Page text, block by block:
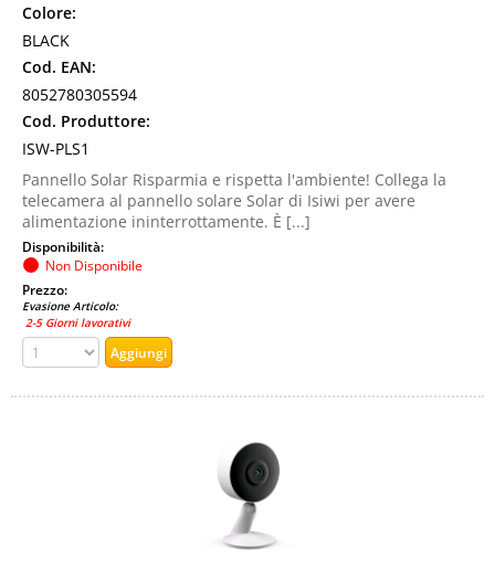
Colore:
BLACK
Cod. EAN:
8052780305594
Cod. Produttore:
ISW-PLS1
Pannello Solar Risparmia e rispetta l'ambiente! Collega la
telecamera al pannello solare Solar di Isiwi per avere
alimentazione ininterrottamente. È [...]
Disponibilità:
Non Disponibile
Prezzo:
Evasione Articolo:
2-5 Giorni lavorativi